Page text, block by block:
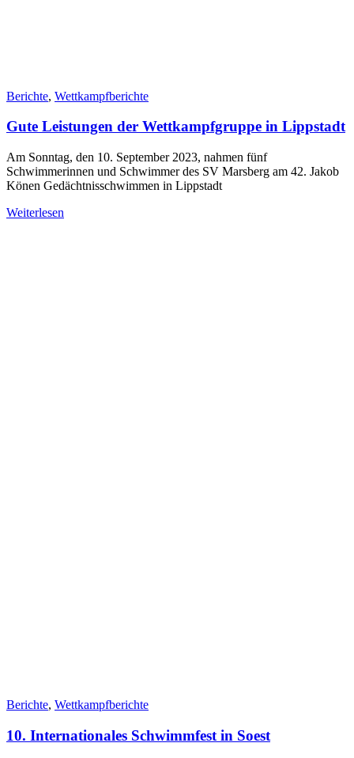
Berichte, Wettkampfberichte
Gute Leistungen der Wettkampfgruppe in Lippstadt
Am Sonntag, den 10. September 2023, nahmen fünf
Schwimmerinnen und Schwimmer des SV Marsberg am 42. Jakob
Könen Gedächtnisschwimmen in Lippstadt
Weiterlesen
Berichte, Wettkampfberichte
10. Internationales Schwimmfest in Soest